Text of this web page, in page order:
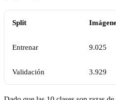
Split
Entrenar 9.025
Validación 3.929